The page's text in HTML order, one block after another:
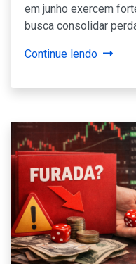
em junho exercem
busca consolidar
Continue lendo